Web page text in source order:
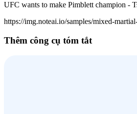
UFC wants to make Pimblett champion -
https://img.noteai.io/samples/mixed-
Thêm công cụ tóm tắt